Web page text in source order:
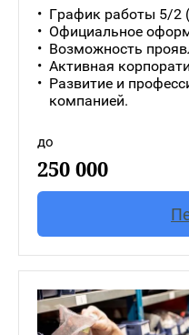
График работы 5/2
Официальное
Возможность
Активная
Развитие и
компанией.
до
250 000